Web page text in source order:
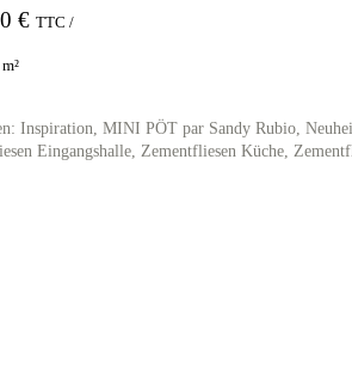
€ TTC /
m²
Inspiration,MINI PÖT par Sandy Rubio,
Eingangshalle,Zementfliesen Küche,